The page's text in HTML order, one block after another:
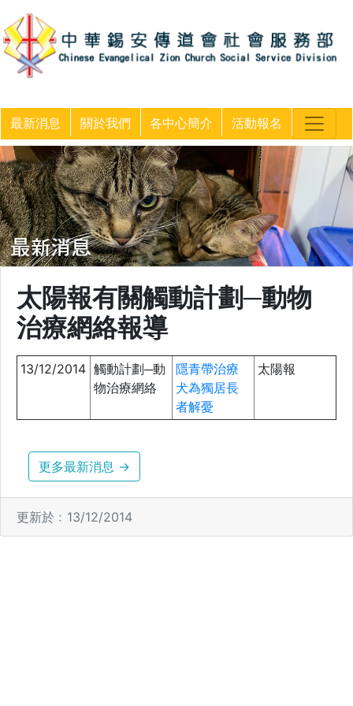
最新消息 關於我們 各中心簡介 活動報名
太陽報有關觸動計劃─動物
治療網絡報導
13/12/2014 觸動計劃─動
物治療網絡
隱青帶治療
犬為獨居長
者解憂
太陽報
更多最新消息 →
更新於﹕13/12/2014